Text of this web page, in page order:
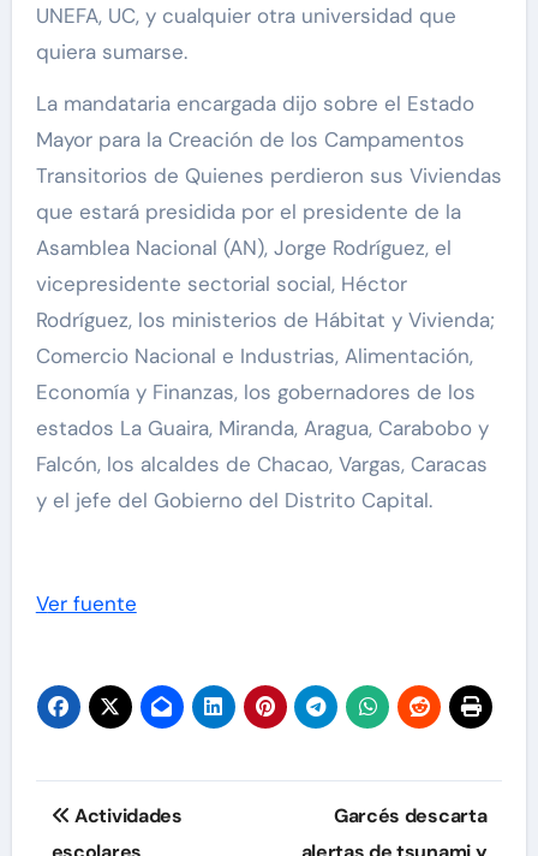
UNEFA, UC, y cualquier otra universidad que
quiera sumarse.
La mandataria encargada dijo sobre el Estado
Mayor para la Creación de los Campamentos
Transitorios de Quienes perdieron sus Viviendas
que estará presidida por el presidente de la
Asamblea Nacional (AN), Jorge Rodríguez, el
vicepresidente sectorial social, Héctor
Rodríguez, los ministerios de Hábitat y Vivienda;
Comercio Nacional e Industrias, Alimentación,
Economía y Finanzas, los gobernadores de los
estados La Guaira, Miranda, Aragua, Carabobo y
Falcón, los alcaldes de Chacao, Vargas, Caracas
y el jefe del Gobierno del Distrito Capital.
Ver fuente
Navegación
Actividades
Garcés descarta